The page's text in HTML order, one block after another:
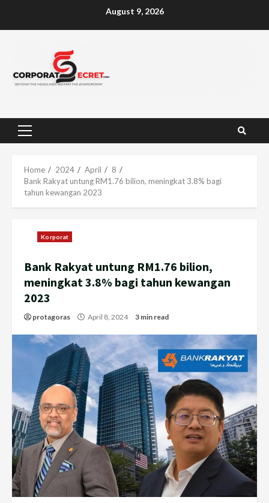
August 9, 2026
Primary
Home 2024 April
8
Bank Rakyat untung RM1.76 bilion, meningkat 3.8% bagi
tahun kewangan 2023
Korporat
Bank Rakyat untung RM1.76 bilion,
meningkat 3.8% bagi tahun kewangan
2023
protagoras April 8, 2024 3 min read